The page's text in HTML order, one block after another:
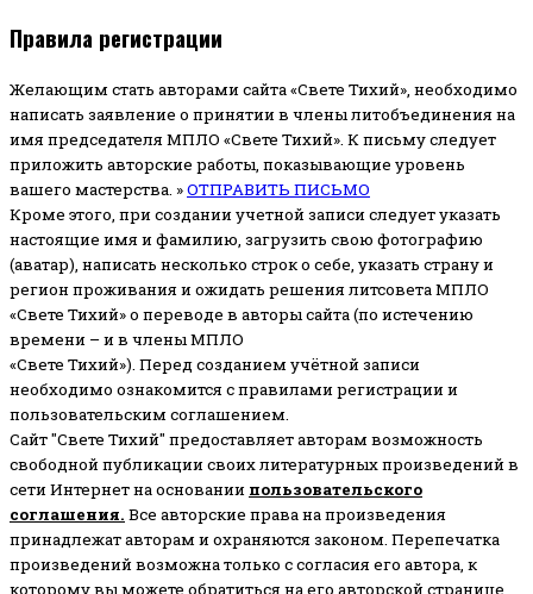
Правила регистрации
Желающим стать авторами сайта «Свете Тихий», необходимо
написать заявление о принятии в члены литобъединения на
имя председателя МПЛО «Свете Тихий». К письму следует
приложить авторские работы, показывающие уровень
вашего мастерства. »ОТПРАВИТЬ ПИСЬМО
Кроме этого, при создании учетной записи следует указать
настоящие имя и фамилию, загрузить свою фотографию
(аватар), написать несколько строк о себе, указать страну и
регион проживания и ожидать решения литсовета МПЛО
«Свете Тихий» о переводе в авторы сайта (по истечению
времени – и в члены МПЛО
«Свете Тихий»). Перед созданием учётной записи
необходимо ознакомится с правилами регистрации и
пользовательским соглашением.
Сайт "Свете Тихий" предоставляет авторам возможность
свободной публикации своих литературных произведений в
сети Интернет на основании пользовательского
соглашения. Все авторские права на произведения
принадлежат авторам и охраняются законом. Перепечатка
произведений возможна только с согласия его автора, к
которому вы можете обратиться на его авторской странице.